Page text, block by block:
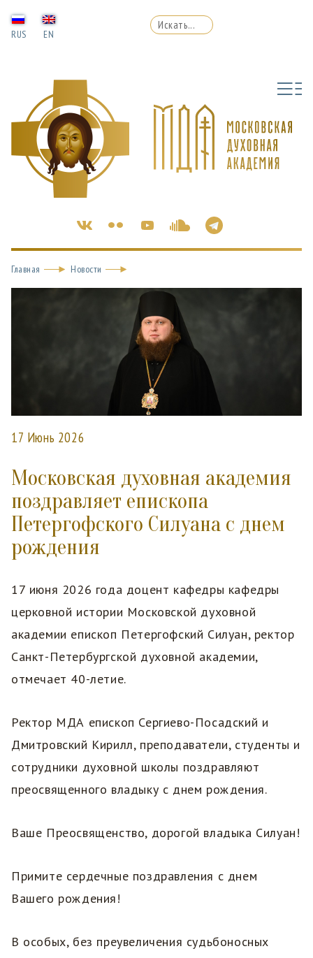
RUS EN
Главная Новости
17 Июнь 2026
Московская духовная академия
поздравляет епископа
Петергофского Силуана с днем
рождения
17 июня 2026 года доцент кафедры кафедры
церковной истории Московской духовной
академии епископ Петергофский Силуан, ректор
Санкт-Петербургской духовной академии,
отмечает 40-летие.
Ректор МДА епископ Сергиево-Посадский и
Дмитровский Кирилл, преподаватели, студенты и
сотрудники духовной школы поздравляют
преосвященного владыку с днем рождения.
Ваше Преосвященство, дорогой владыка Силуан!
Примите сердечные поздравления с днем
Вашего рождения!
В особых, без преувеличения судьбоносных